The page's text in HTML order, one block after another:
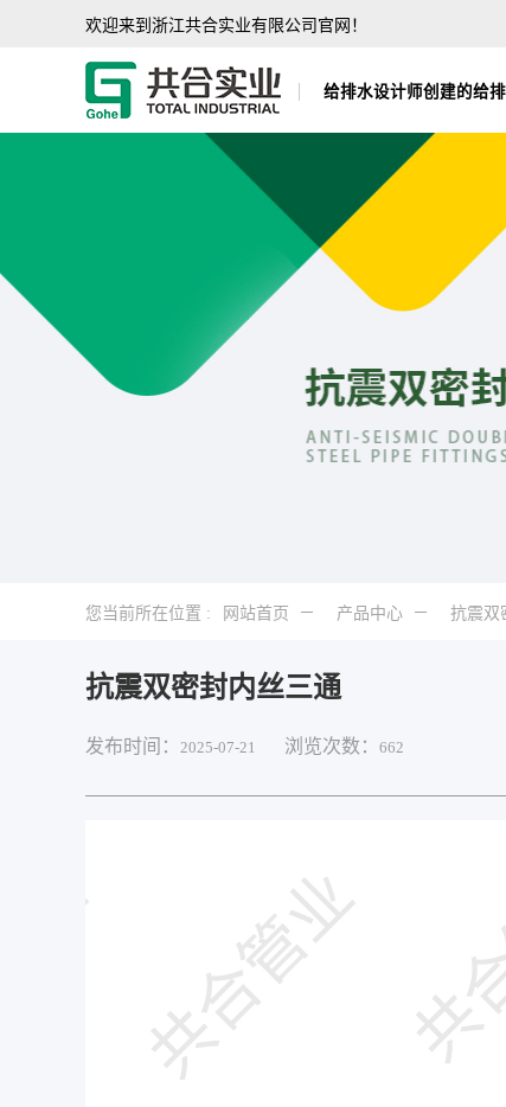
欢迎来到浙江共合实业有限公司官网！
给排水设计师创建的给
您当前所在位置 : 网站首页 产品中心 抗震双
抗震双密封内丝三通
发布时间： 2025-07-21 浏览次数： 662